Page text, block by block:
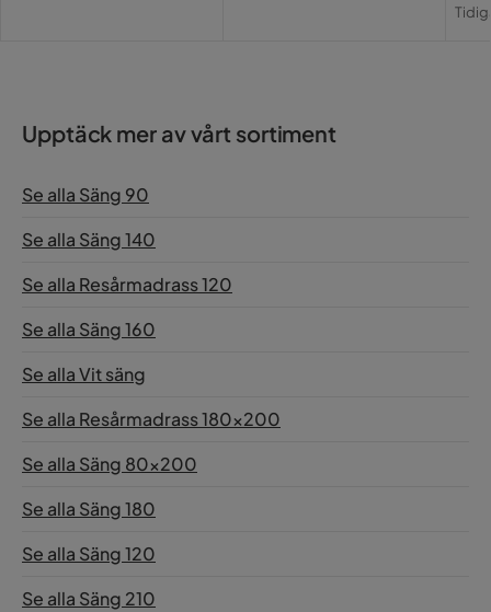
Nina B
En bra och högkvalitativ madrass.
Översatt från finska
L Lisbeth
mycket bra madrass. mycket bättre i ryggen
Översatt från norska • Visa original
Upptäck mer av vårt sortiment
Se alla Säng 90
Se alla Säng 140
Se alla Resårmadrass 120
Se alla Säng 160
Se alla Vit säng
Se alla Resårmadrass 180x200
Se alla Säng 80x200
Se alla Säng 180
Se alla Säng 120
Se alla Säng 210